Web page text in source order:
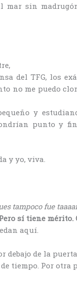
mar sin
del TFG, los
no me puedo
y
punto y
y yo, viva.
tampoco fue
sí tiene
aquí.
de la
tiempo. Por otra